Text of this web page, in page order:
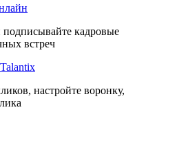
подписывайте кадровые
встреч
настройте воронку,